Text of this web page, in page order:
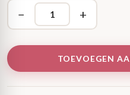
− +
TOEVOEGEN